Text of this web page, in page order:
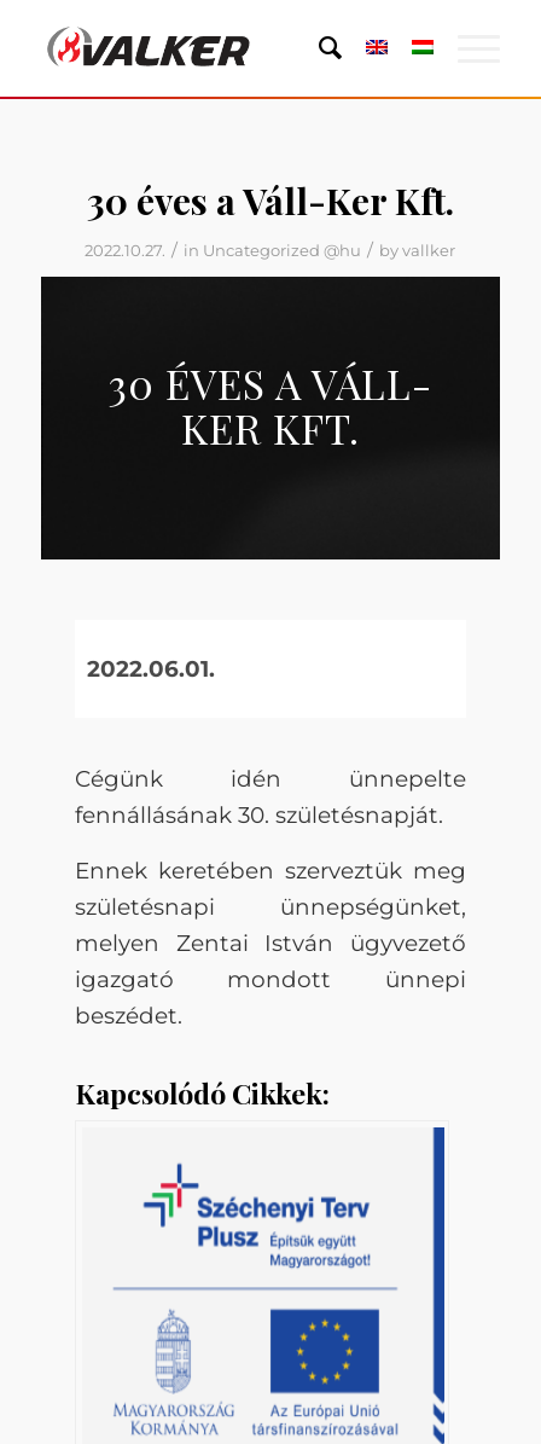
30 éves a Váll-Ker Kft.
2022.10.27. / in Uncategorized @hu / byvallker
30 ÉVES A VÁLL-
KER KFT.
2022.06.01.
Cégünk idén ünnepelte
fennállásának 30. születésnapját.
Ennek keretében szerveztük meg
születésnapi ünnepségünket,
melyen Zentai István ügyvezető
igazgató mondott ünnepi
beszédet.
Kapcsolódó Cikkek: